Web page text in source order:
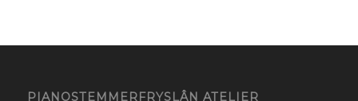
PIANOSTEMMERFRYSLÂN ATELIER